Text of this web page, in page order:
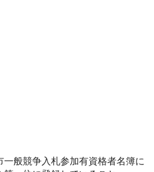
般競争入札参加有資格者名簿に